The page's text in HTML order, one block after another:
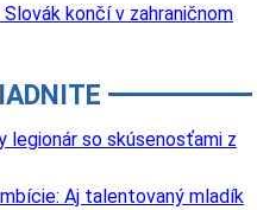
končí v zahraničnom
legionár so skúsenosťami z
Aj talentovaný mladík